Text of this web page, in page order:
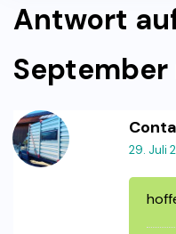
Antwort
September
29. Juli